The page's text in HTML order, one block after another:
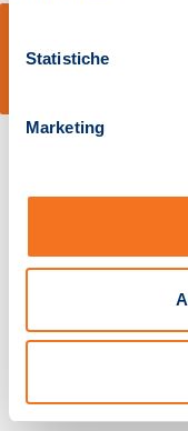
Statistiche
Marketing
Pistoia 01680210505 –
Società adotta il Codice